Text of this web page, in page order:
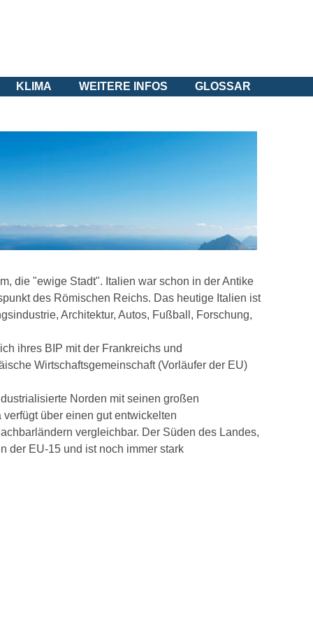
KLIMA WEITERE INFOS GLOSSAR
die "ewige Stadt". Italien war schon in der Antike
des Römischen Reichs. Das heutige Italien ist
Architektur, Autos, Fußball, Forschung,
ihres BIP mit der Frankreichs und
Wirtschaftsgemeinschaft (Vorläufer der EU)
Norden mit seinen großen
über einen gut entwickelten
vergleichbar. Der Süden des Landes,
der EU-15 und ist noch immer stark